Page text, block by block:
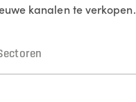
kanalen te verkopen.